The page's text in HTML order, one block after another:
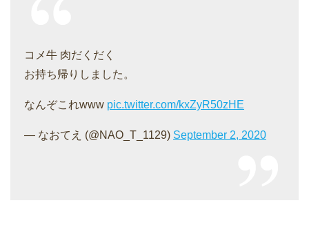
コメ牛 肉だくだく
お持ち帰りしました。
なんぞこれwww pic.twitter.com/kxZyR50zHE
— なおてえ (@NAO_T_1129) September 2, 2020